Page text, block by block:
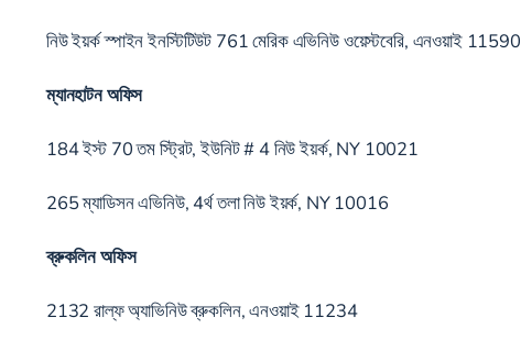
নিউ ইয়র্ক স্পাইন ইনস্টিটিউট 761 মেরিক এভিনিউ ওয়েস্টবেরি, এনওয়াই 11590
ম্যানহাটন অফিস
184 ইস্ট 70 তম স্ট্রিট, ইউনিট # 4 নিউ ইয়র্ক, NY 10021
265 ম্যাডিসন এভিনিউ, 4র্থ তলা নিউ ইয়র্ক, NY 10016
ব্রুকলিন অফিস
2132 রাল্ফ অ্যাভিনিউ ব্রুকলিন, এনওয়াই 11234